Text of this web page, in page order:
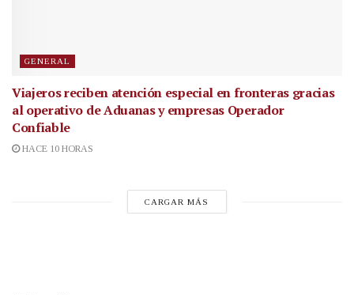
GENERAL
Viajeros reciben atención especial en fronteras gracias
al operativo de Aduanas y empresas Operador
Confiable
HACE 10 HORAS
CARGAR MÁS